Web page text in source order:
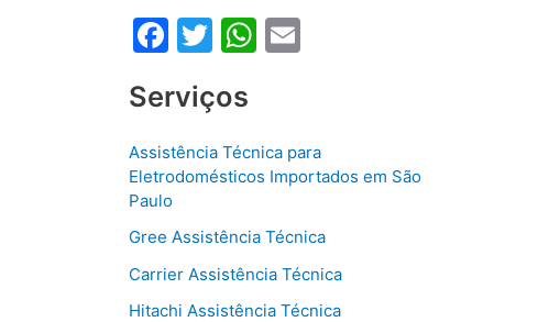
F
c
e
b
o
o
k
T
itt
er
W
s
A
p
l
Serviços
Assistência Técnica para
Eletrodomésticos Importados em São
Paulo
Gree Assistência Técnica
Carrier Assistência Técnica
Hitachi Assistência Técnica